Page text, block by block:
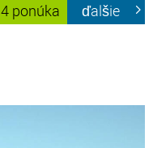
4 ponúka ďalšie